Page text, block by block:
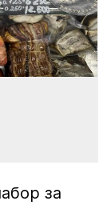
за